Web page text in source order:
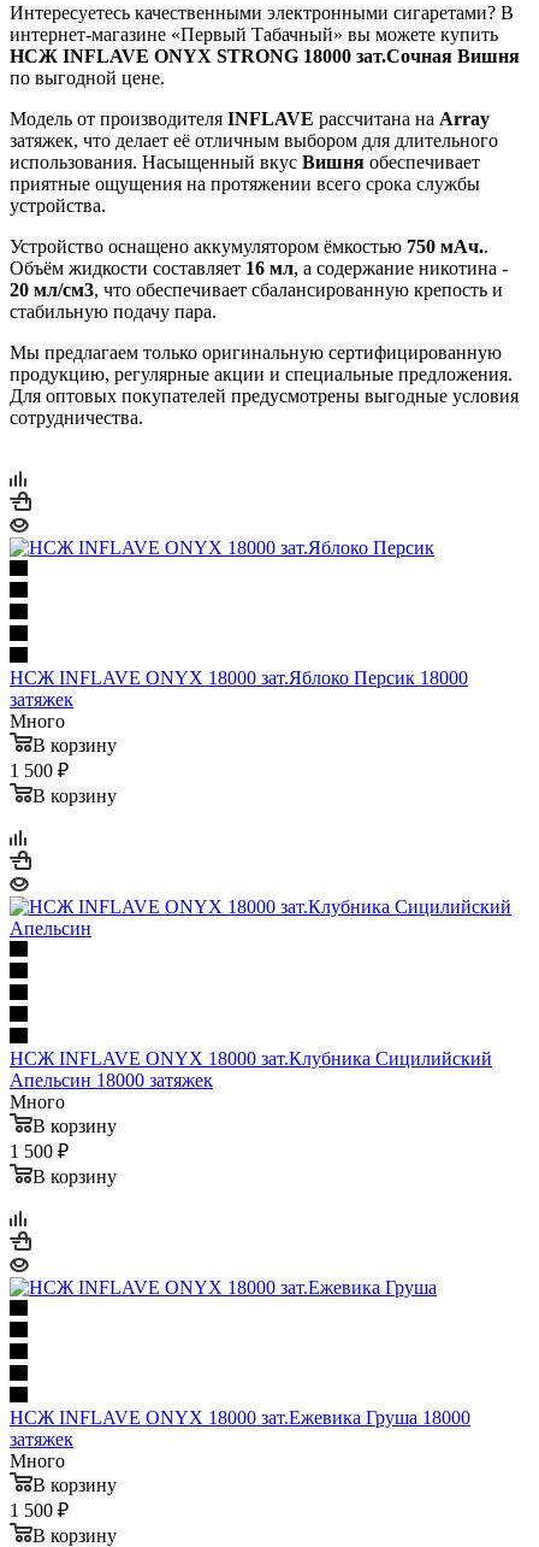
Интересуетесь качественными электронными сигаретами? В
интернет‑магазине «Первый Табачный» вы можете купить
НСЖ INFLAVE ONYX STRONG 18000 зат.Сочная Вишня
по выгодной цене.
Модель от производителя INFLAVE рассчитана на Array
затяжек, что делает её отличным выбором для длительного
использования. Насыщенный вкус Вишня обеспечивает
приятные ощущения на протяжении всего срока службы
устройства.
Устройство оснащено аккумулятором ёмкостью 750 мАч..
Объём жидкости составляет 16 мл, а содержание никотина -
20 мл/см3, что обеспечивает сбалансированную крепость и
стабильную подачу пара.
Мы предлагаем только оригинальную сертифицированную
продукцию, регулярные акции и специальные предложения.
Для оптовых покупателей предусмотрены выгодные условия
сотрудничества.
НСЖ INFLAVE ONYX 18000 зат.Яблоко Персик 18000
затяжек
Много
В корзину
1 500 ₽
В корзину
НСЖ INFLAVE ONYX 18000 зат.Клубника Сицилийский
Апельсин 18000 затяжек
Много
В корзину
1 500 ₽
В корзину
НСЖ INFLAVE ONYX 18000 зат.Ежевика Груша 18000
затяжек
Много
В корзину
1 500 ₽
В корзину